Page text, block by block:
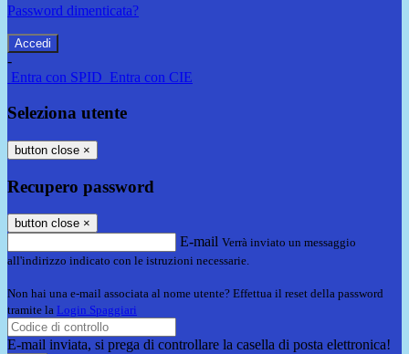
Password dimenticata?
-
Entra con SPID Entra con CIE
Seleziona utente
button close ×
Recupero password
button close ×
E-mail Verrà inviato un messaggio
all'indirizzo indicato con le istruzioni necessarie.
Non hai una e-mail associata al nome utente? Effettua il reset della password
tramite la Login Spaggiari
E-mail inviata, si prega di controllare la casella di posta elettronica!